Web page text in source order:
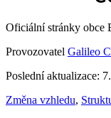
Oficiální stránky obce
Provozovatel Galileo
Poslední aktualizace:
Změna vzhledu,